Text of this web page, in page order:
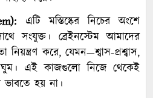
এটি মস্তিষ্কের নিচের অংশে
সংযুক্ত। ব্রেইনস্টেম আমাদের
নিয়ন্ত্রণ করে, যেমন—শ্বাস-প্রশ্বাস,
ঘুম। এই কাজগুলো নিজে থেকেই
হয় না।